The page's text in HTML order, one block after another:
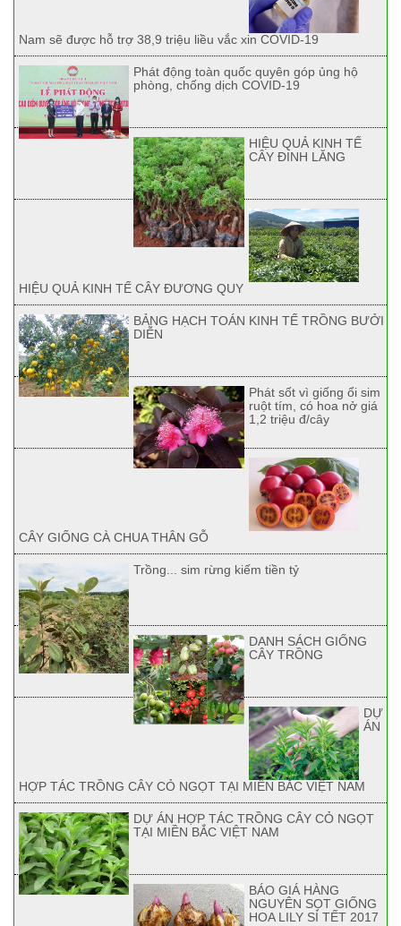
Nam sẽ được hỗ trợ 38,9 triệu liều vắc xin COVID-19
Phát động toàn quốc quyên góp ủng hộ
phòng, chống dịch COVID-19
HIỆU QUẢ KINH TẾ
CÂY ĐINH LĂNG
HIỆU QUẢ KINH TẾ CÂY ĐƯƠNG QUY
BẢNG HẠCH TOÁN KINH TẾ TRỒNG BƯỞI
DIỄN
Phát sốt vì giống ổi sim
ruột tím, có hoa nở giá
1,2 triệu đ/cây
CÂY GIỐNG CÀ CHUA THÂN GỖ
Trồng... sim rừng kiếm tiền tỷ
DANH SÁCH GIỐNG
CÂY TRỒNG
DỰ
ÁN
HỢP TÁC TRỒNG CÂY CỎ NGỌT TẠI MIỀN BẮC VIỆT NAM
DỰ ÁN HỢP TÁC TRỒNG CÂY CỎ NGỌT
TẠI MIỀN BẮC VIỆT NAM
BÁO GIÁ HÀNG
NGUYÊN SỌT GIỐNG
HOA LILY SỈ TẾT 2017